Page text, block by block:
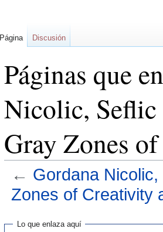
Páginas que
Nicolic, Seflic
Gray Zones
← Gordana
Zones of Creativity
Lo que enlaza aquí
Página Discusión